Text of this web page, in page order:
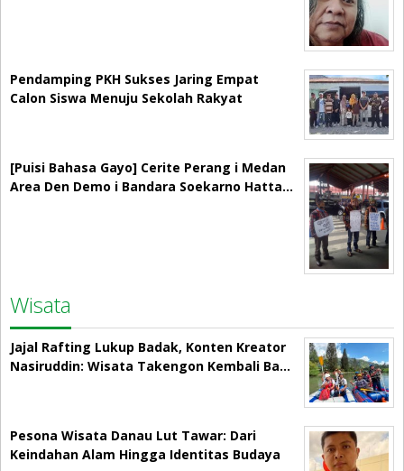
Pendamping PKH Sukses Jaring Empat
Calon Siswa Menuju Sekolah Rakyat
[Puisi Bahasa Gayo] Cerite Perang i Medan
Area Den Demo i Bandara Soekarno Hatta…
Wisata
Jajal Rafting Lukup Badak, Konten Kreator
Nasiruddin: Wisata Takengon Kembali Ba…
Pesona Wisata Danau Lut Tawar: Dari
Keindahan Alam Hingga Identitas Budaya